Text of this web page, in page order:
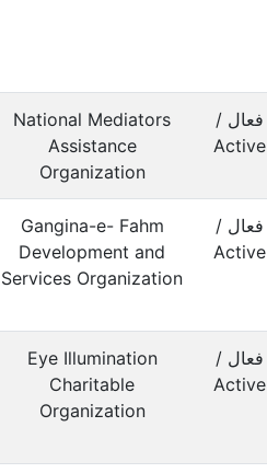
فعال /
Active
National Mediators
Assistance
Organization
فعال /
Active
Gangina-e- Fahm
Development and
Services Organization
فعال /
Active
Eye Illumination
Charitable
Organization